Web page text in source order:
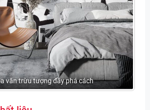
văn trừu tượng đầy phá cách